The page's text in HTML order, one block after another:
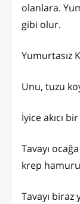
olanlara.
gibi olur.
Yumurtasız
Unu, tuzu
İyice akıcı
Tavayı
krep
Tavayı biraz